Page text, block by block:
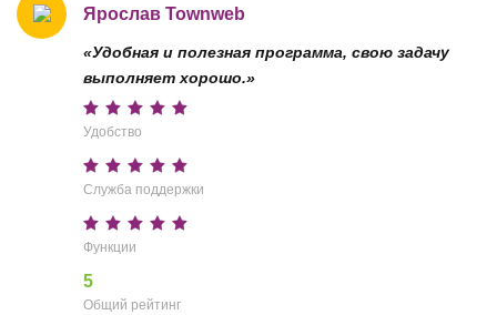
Ярослав Townweb
«Удобная и полезная программа, свою задачу
выполняет хорошо.»
Удобство
Служба поддержки
Функции
5
Общий рейтинг